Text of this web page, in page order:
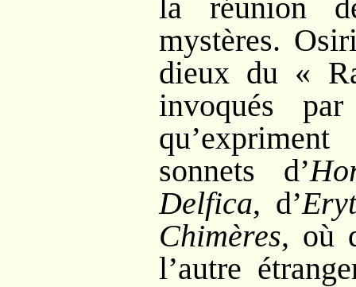
la réunion
mystères.
dieux du «
invoqués
sonnets d’
Delfica, d’
Chimères, où
l’autre